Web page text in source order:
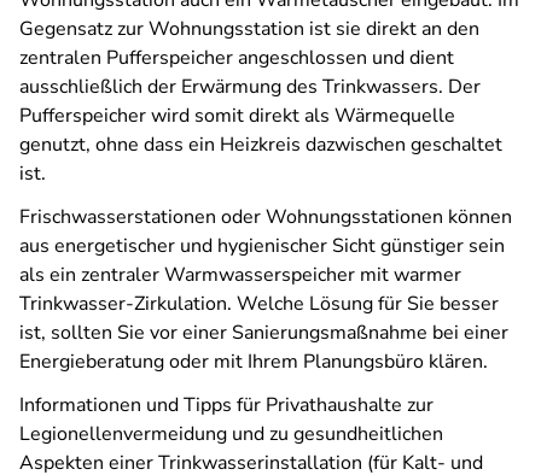
Gegensatz zur Wohnungsstation ist sie direkt an den
zentralen Pufferspeicher angeschlossen und dient
ausschließlich der Erwärmung des Trinkwassers. Der
Pufferspeicher wird somit direkt als Wärmequelle
genutzt, ohne dass ein Heizkreis dazwischen geschaltet
ist.
Frischwasserstationen oder Wohnungsstationen können
aus energetischer und hygienischer Sicht günstiger sein
als ein zentraler Warmwasserspeicher mit warmer
Trinkwasser-Zirkulation. Welche Lösung für Sie besser
ist, sollten Sie vor einer Sanierungsmaßnahme bei einer
Energieberatung oder mit Ihrem Planungsbüro klären.
Informationen und Tipps für Privathaushalte zur
Legionellenvermeidung und zu gesundheitlichen
Aspekten einer Trinkwasserinstallation (für Kalt- und